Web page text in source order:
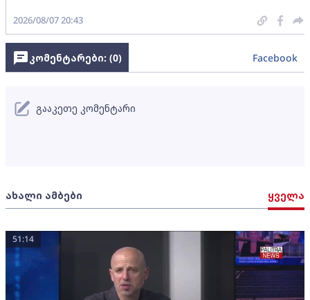
2026/08/07 20:43
ახალი ამბები ყველა
51:14
კომენტარები: (0) Facebook
გააკეთე კომენტარი